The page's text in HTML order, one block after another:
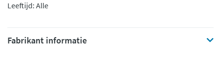
Leeftijd: Alle
Fabrikant informatie